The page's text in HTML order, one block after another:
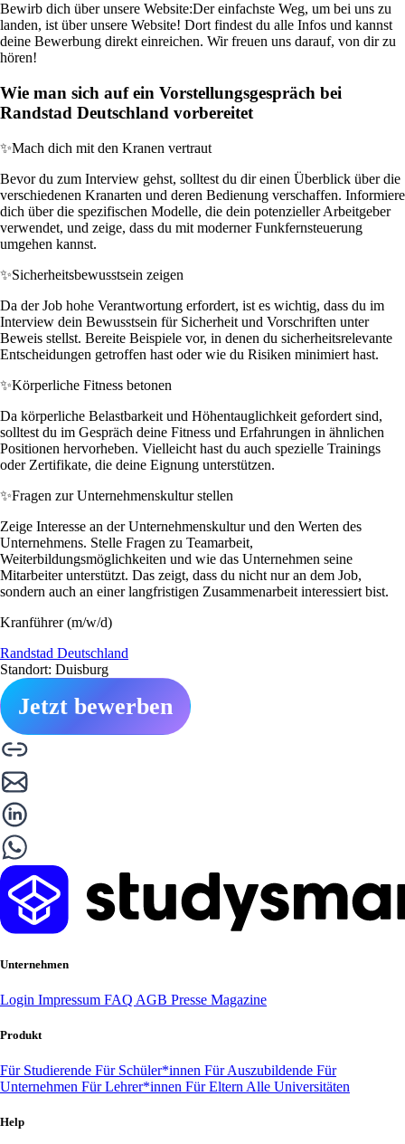
Bewirb dich über unsere Website:Der einfachste Weg, um bei uns zu
landen, ist über unsere Website! Dort findest du alle Infos und kannst
deine Bewerbung direkt einreichen. Wir freuen uns darauf, von dir zu
hören!
Wie man sich auf ein Vorstellungsgespräch bei
Randstad Deutschland vorbereitet
✨Mach dich mit den Kranen vertraut
Bevor du zum Interview gehst, solltest du dir einen Überblick über die
verschiedenen Kranarten und deren Bedienung verschaffen. Informiere
dich über die spezifischen Modelle, die dein potenzieller Arbeitgeber
verwendet, und zeige, dass du mit moderner Funkfernsteuerung
umgehen kannst.
✨Sicherheitsbewusstsein zeigen
Da der Job hohe Verantwortung erfordert, ist es wichtig, dass du im
Interview dein Bewusstsein für Sicherheit und Vorschriften unter
Beweis stellst. Bereite Beispiele vor, in denen du sicherheitsrelevante
Entscheidungen getroffen hast oder wie du Risiken minimiert hast.
✨Körperliche Fitness betonen
Da körperliche Belastbarkeit und Höhentauglichkeit gefordert sind,
solltest du im Gespräch deine Fitness und Erfahrungen in ähnlichen
Positionen hervorheben. Vielleicht hast du auch spezielle Trainings
oder Zertifikate, die deine Eignung unterstützen.
✨Fragen zur Unternehmenskultur stellen
Zeige Interesse an der Unternehmenskultur und den Werten des
Unternehmens. Stelle Fragen zu Teamarbeit,
Weiterbildungsmöglichkeiten und wie das Unternehmen seine
Mitarbeiter unterstützt. Das zeigt, dass du nicht nur an dem Job,
sondern auch an einer langfristigen Zusammenarbeit interessiert bist.
Kranführer (m/w/d)
Randstad Deutschland
Standort: Duisburg
Jetzt bewerben
Unternehmen
Login Impressum FAQ AGB Presse Magazine
Produkt
Für Studierende Für Schüler*innen Für Auszubildende Für
Unternehmen Für Lehrer*innen Für Eltern Alle Universitäten
Help